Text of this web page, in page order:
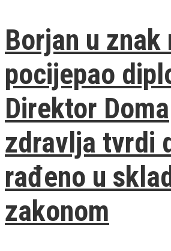
Borjan u
pocijepao
Direktor Doma
zdravlja tvrdi
rađeno u
zakonom